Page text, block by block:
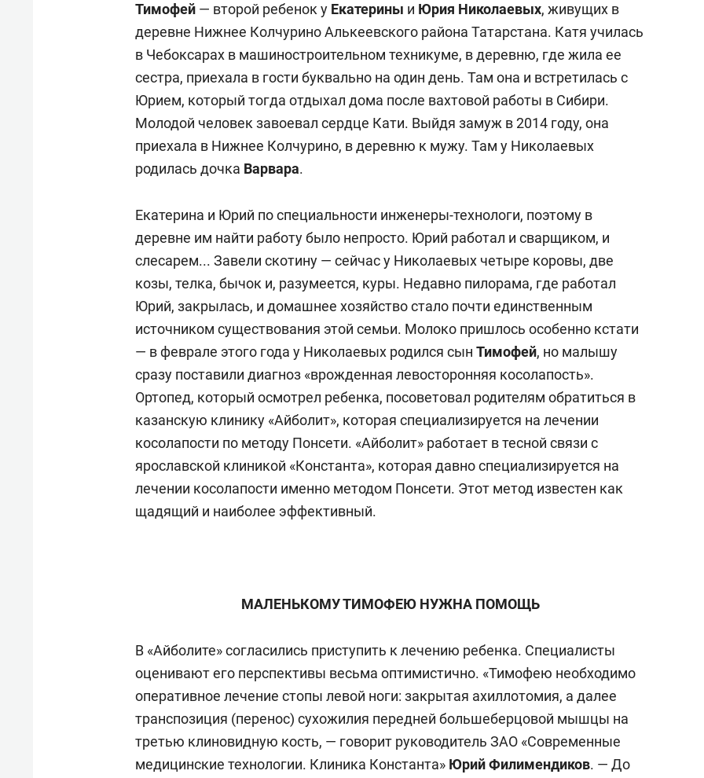
Тимофей — второй ребенок у Екатерины и Юрия Николаевых, живущих в
деревне Нижнее Колчурино Алькеевского района Татарстана. Катя училась
в Чебоксарах в машиностроительном техникуме, в деревню, где жила ее
сестра, приехала в гости буквально на один день. Там она и встретилась с
Юрием, который тогда отдыхал дома после вахтовой работы в Сибири.
Молодой человек завоевал сердце Кати. Выйдя замуж в 2014 году, она
приехала в Нижнее Колчурино, в деревню к мужу. Там у Николаевых
родилась дочка Варвара.
Екатерина и Юрий по специальности инженеры-технологи, поэтому в
деревне им найти работу было непросто. Юрий работал и сварщиком, и
слесарем... Завели скотину — сейчас у Николаевых четыре коровы, две
козы, телка, бычок и, разумеется, куры. Недавно пилорама, где работал
Юрий, закрылась, и домашнее хозяйство стало почти единственным
источником существования этой семьи. Молоко пришлось особенно кстати
— в феврале этого года у Николаевых родился сын Тимофей, но малышу
сразу поставили диагноз «врожденная левосторонняя косолапость».
Ортопед, который осмотрел ребенка, посоветовал родителям обратиться в
казанскую клинику «Айболит», которая специализируется на лечении
косолапости по методу Понсети. «Айболит» работает в тесной связи с
ярославской клиникой «Константа», которая давно специализируется на
лечении косолапости именно методом Понсети. Этот метод известен как
щадящий и наиболее эффективный.
МАЛЕНЬКОМУ ТИМОФЕЮ НУЖНА ПОМОЩЬ
В «Айболите» согласились приступить к лечению ребенка. Специалисты
оценивают его перспективы весьма оптимистично. «Тимофею необходимо
оперативное лечение стопы левой ноги: закрытая ахиллотомия, а далее
транспозиция (перенос) сухожилия передней большеберцовой мышцы на
третью клиновидную кость, — говорит руководитель ЗАО «Современные
медицинские технологии. Клиника Константа» Юрий Филимендиков. — До